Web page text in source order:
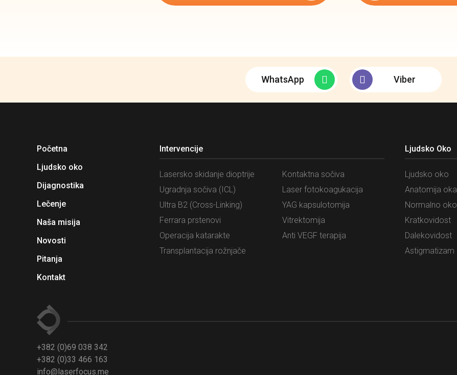
WhatsApp Viber
Početna
Ljudsko oko
Dijagnostika
Lečenje
Naša misija
Novosti
Pitanja
Kontakt
Intervencije
Lasersko skidanje dioptrije
Ugradnja sočiva (ICL)
Ultra B2 (Cross-Linking)
Ferrara prstenovi
Operacija katarakte
Transplantacija rožnjače
Kontaktna sočiva
Laser fotokoagukacija
YAG kapsulotomija
Vitrektomija
Anti VEGF terapija
Ljudsko Oko
Ljudsko oko
Anatomija oka
Normalno oko
Kratkovidost
Dalekovidost
Astigmatizam
+382 (0)69 038 342
+382 (0)33 466 163
info@laserfocus.me